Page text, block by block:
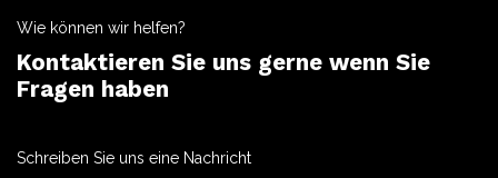
Wie können wir helfen?
Kontaktieren Sie uns gerne wenn Sie
Fragen haben
Schreiben Sie uns eine Nachricht